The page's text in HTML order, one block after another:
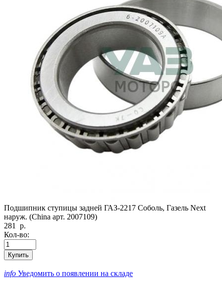
Подшипник ступицы задней ГАЗ-2217 Соболь, Газель Next
наруж. (China арт. 2007109)
281
р.
Кол-во:
Купить
info Уведомить о появлении на складе